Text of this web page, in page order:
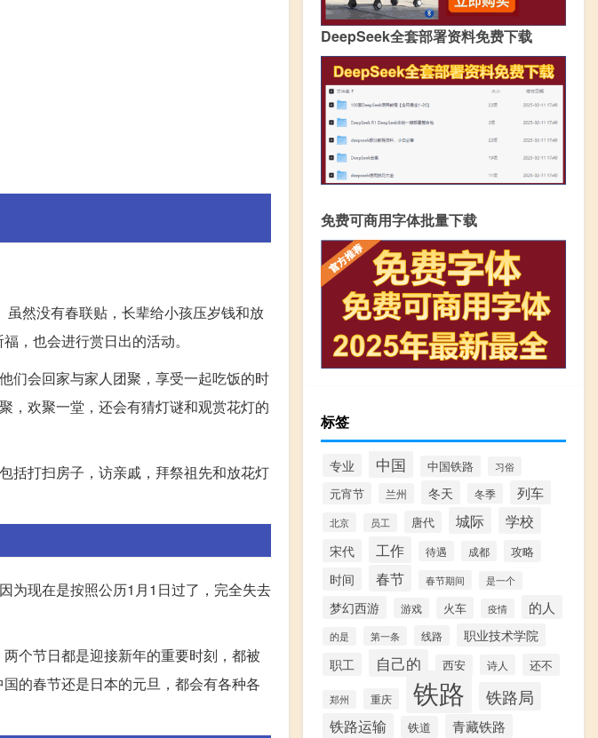
然没有春联贴，长辈给小孩压岁钱和放
，也会进行赏日出的活动。
们会回家与家人团聚，享受一起吃饭的时
，欢聚一堂，还会有猜灯谜和观赏花灯的
括打扫房子，访亲戚，拜祭祖先和放花灯
为现在是按照公历1月1日过了，完全失去
个节日都是迎接新年的重要时刻，都被
的春节还是日本的元旦，都会有各种各
DeepSeek全套部署资料免费下载
免费可商用字体批量下载
标签
专业 中国 中国铁路 习俗
元宵节 兰州 冬天 冬季 列车
北京 员工 唐代 城际 学校
宋代 工作 待遇 成都 攻略
时间 春节 春节期间 是一个
梦幻西游 游戏 火车 疫情 的人
的是 第一条 线路
职业技术学院
职工
自己的 西安 诗人 还不
郑州 重庆 铁路 铁路局
铁路运输 铁道 青藏铁路